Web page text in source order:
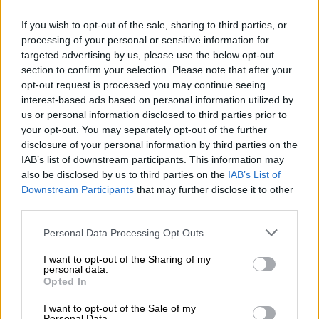
If you wish to opt-out of the sale, sharing to third parties, or
processing of your personal or sensitive information for
targeted advertising by us, please use the below opt-out
section to confirm your selection. Please note that after your
opt-out request is processed you may continue seeing
interest-based ads based on personal information utilized by
us or personal information disclosed to third parties prior to
your opt-out. You may separately opt-out of the further
disclosure of your personal information by third parties on the
IAB’s list of downstream participants. This information may
also be disclosed by us to third parties on the IAB’s List of
Downstream Participants that may further disclose it to other
Please note that this website/app uses one or more Google
not limited to your visit or usage behaviour. You may click to
grant or deny consent to Google and its third-party tags to
use your data for below specified purposes in below Google
consent section.
Personal Data Processing Opt Outs
I want to opt-out of the Sharing of my
personal data.
Opted In
I want to opt-out of the Sale of my
Στο «The Last Showgirl», υποδύεται τη
Shelley, μια χορεύτρια που χάνει τη δουλειά
της στο Λας Βέγκας μετά από 30 χρόνια ενώ
παράλληλα προσπαθεί να αποκαταστήσει την
αποξενωμένη σχέση με την κόρη της με τη
βοήθεια της Annette, την οποία υποδύεται η
Τζέιμι Λι Κέρτις (Jamie Lee Curtis).
μια υποψηφιότητα για Όσκαρ.
λοιπόν ευτυχείς που τιμούμε την Πάμελα
'Αντερσον, αυτή την καλτ ηθοποιό με την
και η οποία επαναπροσδιορίζει τον εαυτό